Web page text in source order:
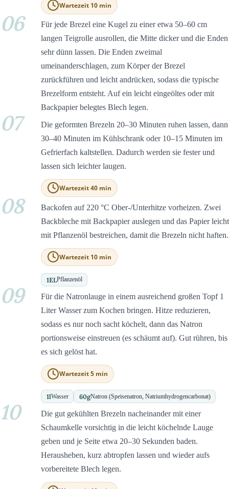
Wartezeit 10 min
06
Für jede Brezel eine Kugel zu einer etwa 50–60 cm
langen Teigrolle ausrollen, die Mitte dicker und die Enden
sehr dünn lassen. Die Enden zweimal
umeinanderschlagen, zum Körper der Brezel
zurückführen und leicht andrücken, sodass die typische
Brezelform entsteht. Auf ein leicht eingeöltes oder mit
Backpapier belegtes Blech legen.
07
Die geformten Brezeln 20–30 Minuten ruhen lassen, dann
30–40 Minuten im Kühlschrank oder 10–15 Minuten im
Gefrierfach kaltstellen. Dadurch werden sie fester und
lassen sich leichter laugen.
Wartezeit 40 min
08
Backofen auf 220 °C Ober-/Unterhitze vorheizen. Zwei
Backbleche mit Backpapier auslegen und das Papier leicht
mit Pflanzenöl bestreichen, damit die Brezeln nicht haften.
Wartezeit 10 min
1ELPflanzenöl
09
Für die Natronlauge in einem ausreichend großen Topf 1
Liter Wasser zum Kochen bringen. Hitze reduzieren,
sodass es nur noch sacht köchelt, dann das Natron
portionsweise einstreuen (es schäumt auf). Gut rühren, bis
es sich gelöst hat.
Wartezeit 5 min
1lWasser 60gNatron (Speisenatron, Natriumhydrogencarbonat)
10
Die gut gekühlten Brezeln nacheinander mit einer
Schaumkelle vorsichtig in die leicht köchelnde Lauge
geben und je Seite etwa 20–30 Sekunden baden.
Herausheben, kurz abtropfen lassen und wieder aufs
vorbereitete Blech legen.